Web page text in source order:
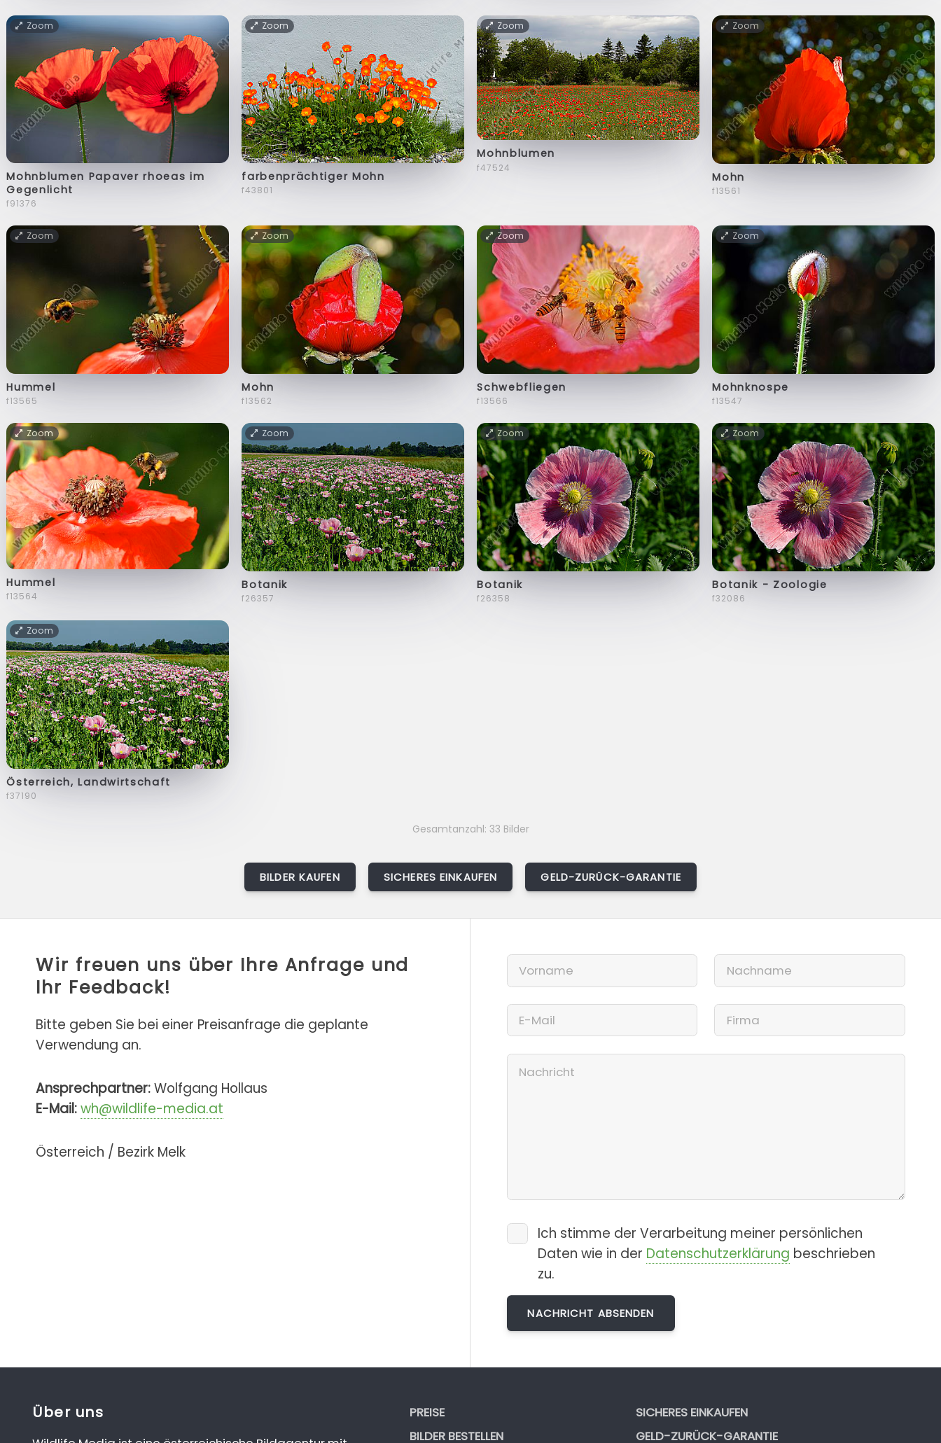
Zoom
Mohnblumen Papaver rhoeas im
Gegenlicht
f91376
Zoom
farbenprächtiger Mohn
f43801
Zoom
Mohnblumen
f47524
Zoom
Mohn
f13561
Zoom
Hummel
f13565
Zoom
Mohn
f13562
Zoom
Schwebfliegen
f13566
Zoom
Mohnknospe
f13547
Zoom
Hummel
f13564
Zoom
Botanik
f26357
Zoom
Botanik
f26358
Zoom
Botanik - Zoologie
f32086
Zoom
Österreich, Landwirtschaft
f37190
Gesamtanzahl: 33 Bilder
BILDER KAUFEN SICHERES EINKAUFEN GELD-ZURÜCK-GARANTIE
Wir freuen uns über Ihre Anfrage und
Ihr Feedback!
Bitte geben Sie bei einer Preisanfrage die geplante
Verwendung an.
Ansprechpartner:Wolfgang Hollaus
E-Mail:wh@wildlife-media.at
Österreich / Bezirk Melk
Ich stimme der Verarbeitung meiner persönlichen
Daten wie in der Datenschutzerklärung beschrieben
zu.
Über uns
PREISE
BILDER BESTELLEN
SICHERES EINKAUFEN
GELD-ZURÜCK-GARANTIE